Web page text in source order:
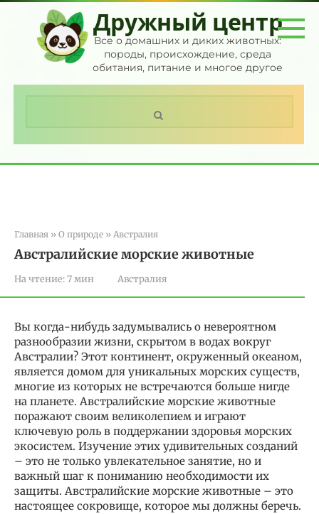
Перейти
контенту
Дружный центр
Все о домашних и диких животных:
породы, происхождение, среда
обитания, питание и многое другое
Главная » О природе » Австралия
Австралийские морские животные
На чтение:7 мин Австралия
Вы когда-нибудь задумывались о невероятном
разнообразии жизни, скрытом в водах вокруг
Австралии? Этот континент, окруженный океаном,
является домом для уникальных морских существ,
многие из которых не встречаются больше нигде
на планете. Австралийские морские животные
поражают своим великолепием и играют
ключевую роль в поддержании здоровья морских
экосистем. Изучение этих удивительных созданий
– это не только увлекательное занятие, но и
важный шаг к пониманию необходимости их
защиты. Австралийские морские животные – это
настоящее сокровище, которое мы должны беречь.